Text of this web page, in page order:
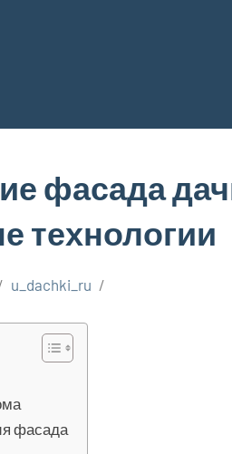
фасада
технологии
u_dachki_ru
фасада